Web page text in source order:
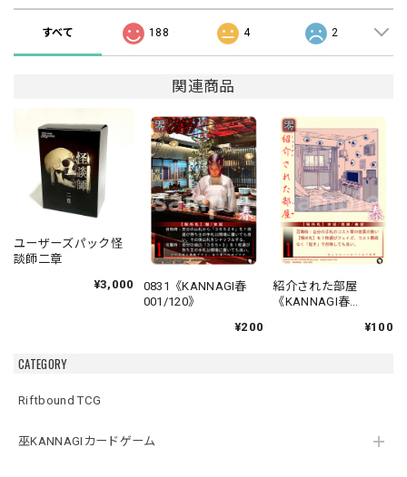
CATEGORY
Riftbound TCG
巫KANNAGIカードゲーム
すべて 188 4 2
関連商品
ユーザーズパック怪
談師二章
¥3,000
0831《KANNAGI春
001/120》
¥200
紹介された部屋
《KANNAGI春
¥100